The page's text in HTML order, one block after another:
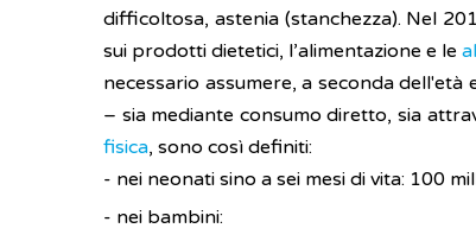
difficoltosa, astenia (stanchezza). Nel
sui prodotti dietetici, l’alimentazione e le
necessario assumere, a seconda
– sia mediante consumo diretto, sia
fisica, sono così definiti:
- nei neonati sino a sei mesi di vita: 100
- nei bambini: